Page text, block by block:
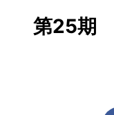
第25期